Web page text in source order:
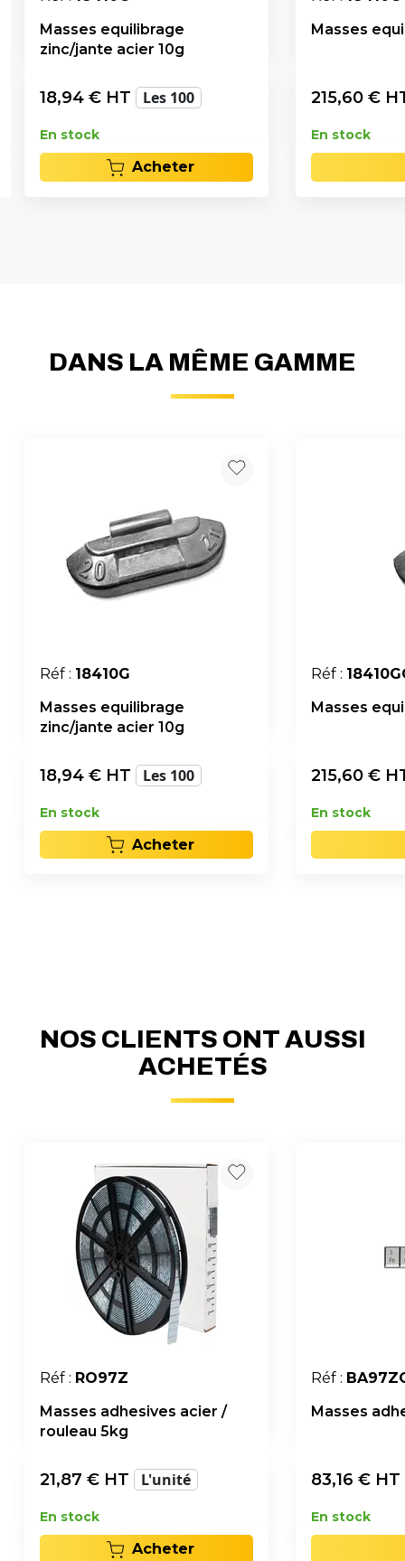
Masses equilibrage
zinc/jante acier 10g
18,94 € HT Les 100
En stock
Acheter
Masses
215,60 €
En stock
DANS LA MÊME GAMME
Réf : 18410G
Masses equilibrage
zinc/jante acier 10g
18,94 € HT Les 100
En stock
Acheter
Réf :
Masses
215,60 €
En stock
NOS CLIENTS ONT AUSSI
ACHETÉS
Réf : RO97Z
Masses adhesives acier /
rouleau 5kg
21,87 € HT L'unité
En stock
Acheter
Réf :
Masses
83,16 € HT
En stock